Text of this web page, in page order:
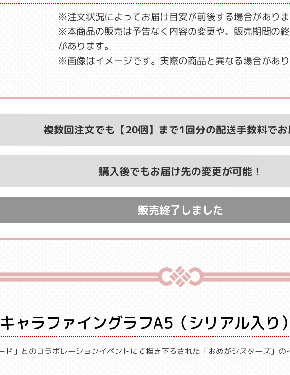
※注文状況によってお届け目安が前後する場合があり
※本商品の販売は予告なく内容の変更や、販売期間の
があります。
※画像はイメージです。実際の商品と異なる場合があ
複数回注文でも【20個】まで1回分の配送手数料で
購入後でもお届け先の変更が可能！
販売終了しました
キャラファイングラフA5（シリアル入り
ド」とのコラボレーションイベントにて描き下ろされた「おめがシスターズ」